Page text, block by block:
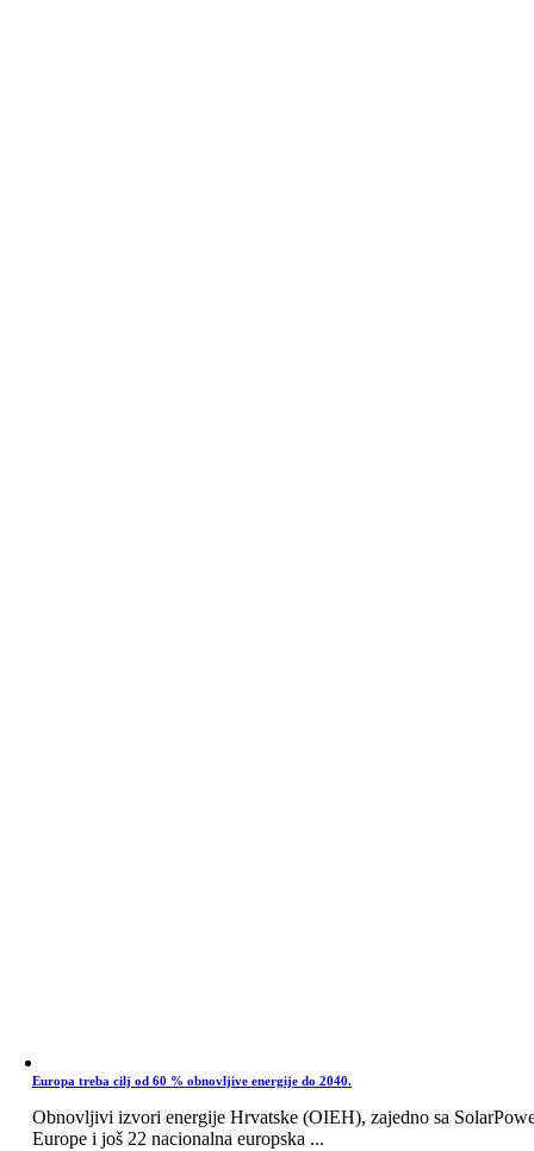
Europa treba cilj od 60 % obnovljive energije do 2040.
Obnovljivi izvori energije Hrvatske (OIEH), zajedno sa
Europe i još 22 nacionalna europska ...